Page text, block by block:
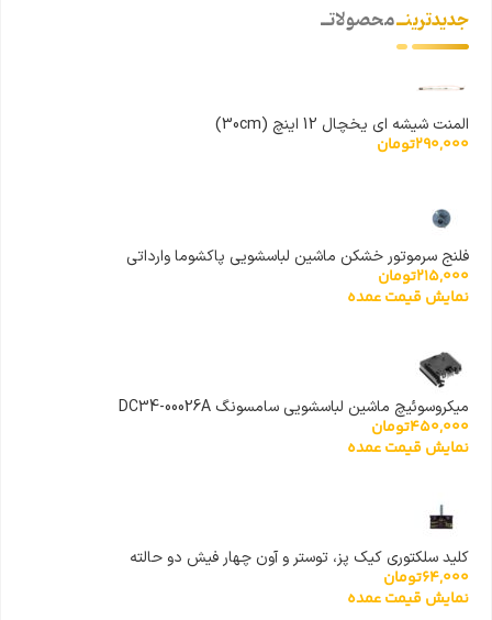
جدیدترینــمحصولاتــ
المنت شیشه ای یخچال 12 اینچ (30cm)
290,000تومان
فلنج سرموتور خشکن ماشین لباسشویی پاکشوما وارداتی
215,000تومان
نمایش قیمت عمده
میکروسوئیچ ماشین لباسشویی سامسونگ DC34-00026A
450,000تومان
نمایش قیمت عمده
کلید سلکتوری کیک پز، توستر و آون چهار فیش دو حالته
64,000تومان
نمایش قیمت عمده